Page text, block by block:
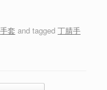
手套 and tagged 丁腈手